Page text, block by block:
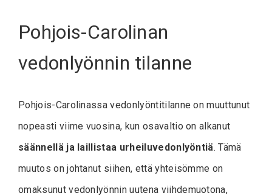
Pohjois-Carolinan
vedonlyönnin tilanne
Pohjois-Carolinassa vedonlyöntitilanne on muuttunut
nopeasti viime vuosina, kun osavaltio on alkanut
säännellä ja laillistaa urheiluvedonlyöntiä. Tämä
muutos on johtanut siihen, että yhteisömme on
omaksunut vedonlyönnin uutena viihdemuotona,